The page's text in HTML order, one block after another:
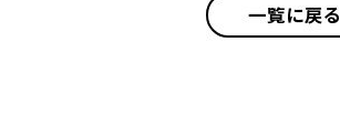
一覧に戻る